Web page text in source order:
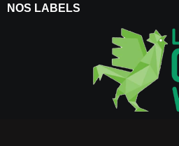
NOS LABELS